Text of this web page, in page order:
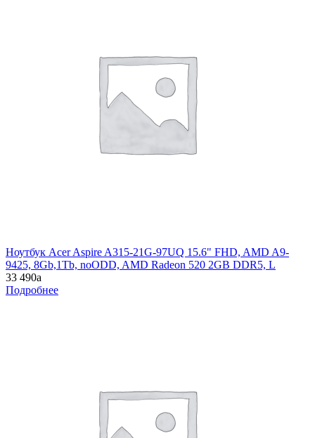
Ноутбук Acer Aspire A315-21G-97UQ 15.6" FHD, AMD A9-
9425, 8Gb,1Tb, noODD, AMD Radeon 520 2GB DDR5, L
33 490a
Подробнее